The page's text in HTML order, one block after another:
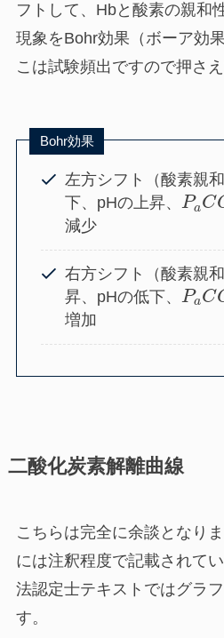
フトして、Hbと酸素の親和
現象をBohr効果（ボーア効果
こは試験頻出ですので押さえ
Bohr効果
左方シフト（酸素親
下、pHの上昇、 PaC
減少
右方シフト（酸素親
昇、pHの低下、 PaC
増加
二酸化炭素解離曲線
こちらは完全に余談となり
には注釈程度で記載されて
法認定士テキストではグラ
す。